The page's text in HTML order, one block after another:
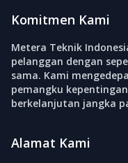
Komitmen Kami
Metera Teknik
pelanggan dengan
sama. Kami
pemangku
berkelanjutan jangka
Alamat Kami